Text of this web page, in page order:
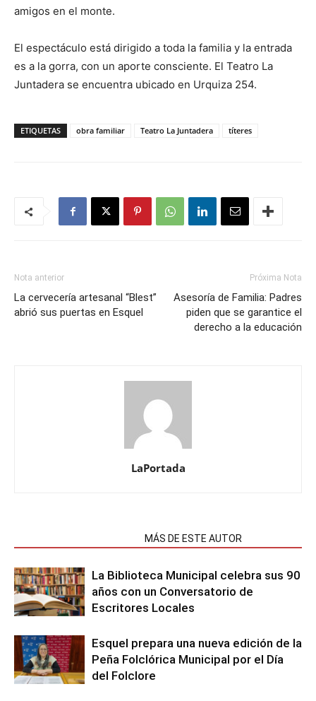
amigos en el monte.
El espectáculo está dirigido a toda la familia y la entrada
es a la gorra, con un aporte consciente. El Teatro La
Juntadera se encuentra ubicado en Urquiza 254.
ETIQUETAS obra familiar Teatro La Juntadera títeres
Nota anterior
La cervecería artesanal “Blest”
abrió sus puertas en Esquel
Próxima Nota
Asesoría de Familia: Padres
piden que se garantice el
derecho a la educación
LaPortada
MÁS DE ESTE AUTOR
La Biblioteca Municipal celebra sus 90
años con un Conversatorio de
Escritores Locales
Esquel prepara una nueva edición de la
Peña Folclórica Municipal por el Día
del Folclore